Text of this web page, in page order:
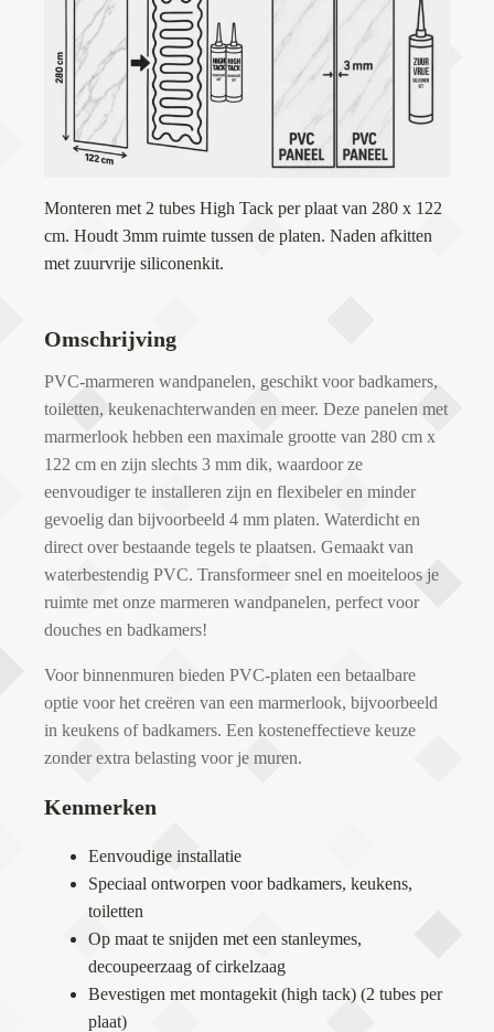
Monteren met 2 tubes High Tack per plaat van 280 x 122
cm. Houdt 3mm ruimte tussen de platen. Naden afkitten
met zuurvrije siliconenkit.
Omschrijving
PVC-marmeren wandpanelen, geschikt voor badkamers,
toiletten, keukenachterwanden en meer. Deze panelen met
marmerlook hebben een maximale grootte van 280 cm x
122 cm en zijn slechts 3 mm dik, waardoor ze
eenvoudiger te installeren zijn en flexibeler en minder
gevoelig dan bijvoorbeeld 4 mm platen. Waterdicht en
direct over bestaande tegels te plaatsen. Gemaakt van
waterbestendig PVC. Transformeer snel en moeiteloos je
ruimte met onze marmeren wandpanelen, perfect voor
douches en badkamers!
Voor binnenmuren bieden PVC-platen een betaalbare
optie voor het creëren van een marmerlook, bijvoorbeeld
in keukens of badkamers. Een kosteneffectieve keuze
zonder extra belasting voor je muren.
Kenmerken
Eenvoudige installatie
Speciaal ontworpen voor badkamers, keukens,
toiletten
Op maat te snijden met een stanleymes,
decoupeerzaag of cirkelzaag
Bevestigen met montagekit (high tack) (2 tubes per
plaat)